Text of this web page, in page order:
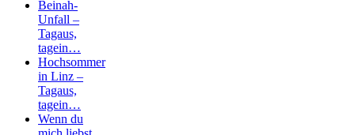
Beinah-
Unfall –
Tagaus,
tagein…
Hochsommer
in Linz –
Tagaus,
tagein…
Wenn du